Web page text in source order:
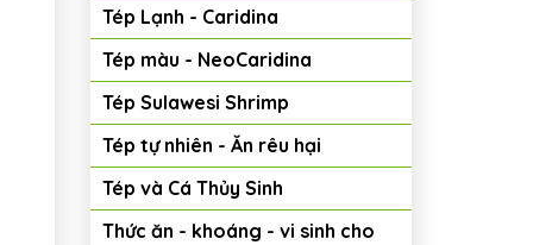
Tép Lạnh - Caridina
Tép màu - NeoCaridina
Tép Sulawesi Shrimp
Tép tự nhiên - Ăn rêu hại
Tép và Cá Thủy Sinh
Thức ăn - khoáng - vi sinh cho